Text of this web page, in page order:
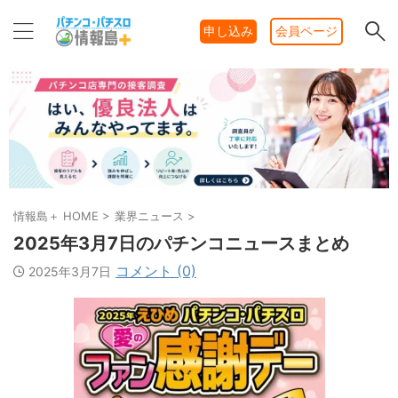
申し込み 会員ページ
情報島＋ HOME > 業界ニュース >
2025年3月7日のパチンコニュースまとめ
2025年3月7日 コメント (0)